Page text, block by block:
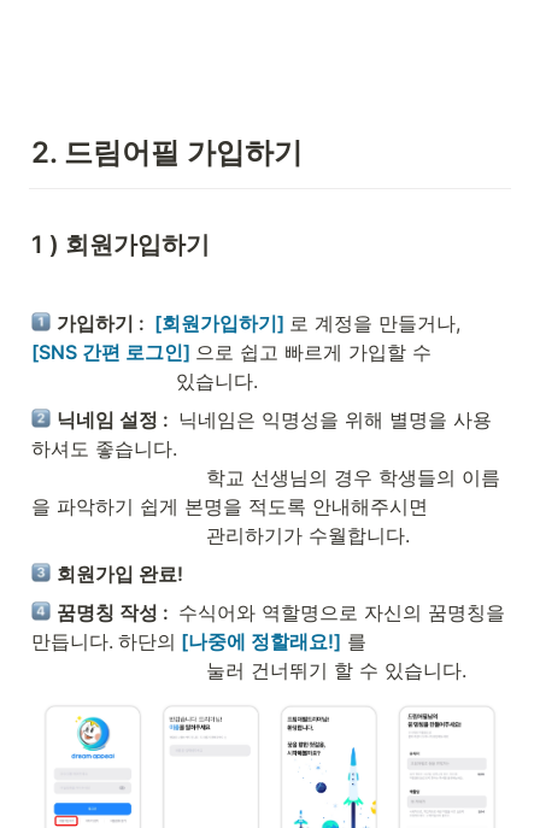
2. 드림어필 가입하기
1 ) 회원가입하기
가입하기 : [회원가입하기]
[SNS 간편 로그인] 으로 쉽고 빠르게 가입할 수
                        있습니다.
닉네임 설정 : 닉네임은 익명성을 위해 별명을 사용
하셔도 좋습니다.
을 파악하기 쉽게 본명을 적도록 안내해주시면
                             관리하기가 수월합니다.
회원가입 완료!
꿈명칭 작성 : 수식어와 역할명으로 자신의 꿈명칭을
만듭니다. 하단의 [나중에 정할래요!] 를
                             눌러 건너뛰기 할 수 있습니다.